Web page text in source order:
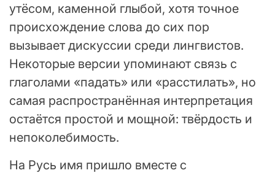
утёсом, каменной глыбой, хотя точное
происхождение слова до сих пор
вызывает дискуссии среди лингвистов.
Некоторые версии упоминают связь с
глаголами «падать» или «расстилать», но
самая распространённая интерпретация
остаётся простой и мощной: твёрдость и
непоколебимость.
На Русь имя пришло вместе с